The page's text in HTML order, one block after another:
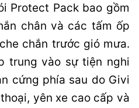
Protect Pack bao gồm
chân và các tấm ốp
chắn trước gió mưa.
trung vào sự tiện nghi
cứng phía sau do Givi
yên xe cao cấp và